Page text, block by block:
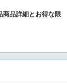
商品詳細とお得な限